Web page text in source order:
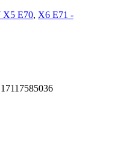
X5 E70, X6 E71 -